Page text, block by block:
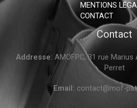
MENTIONS
CONTACT
Contact
Addresse: AMOFPC, 31 rue
Perret
Email: contact@mof-